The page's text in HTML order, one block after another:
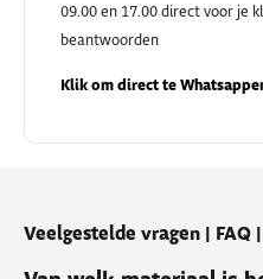
09.00 en 17.00 direct voor je
beantwoorden
Klik om direct te
Veelgestelde vragen | FAQ